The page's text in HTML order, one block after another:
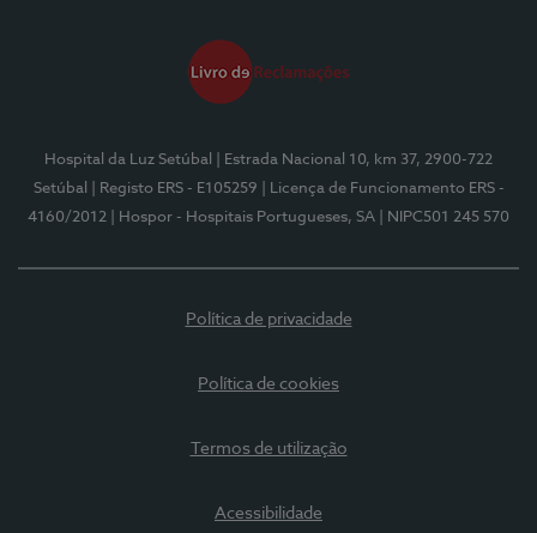
Hospital da Luz Setúbal
| Estrada Nacional 10, km 37, 2900-722
Setúbal
| Registo ERS - E105259
| Licença de Funcionamento ERS -
4160/2012
| Hospor - Hospitais Portugueses, SA | NIPC501 245 570
Política de privacidade
Política de cookies
Termos de utilização
Acessibilidade